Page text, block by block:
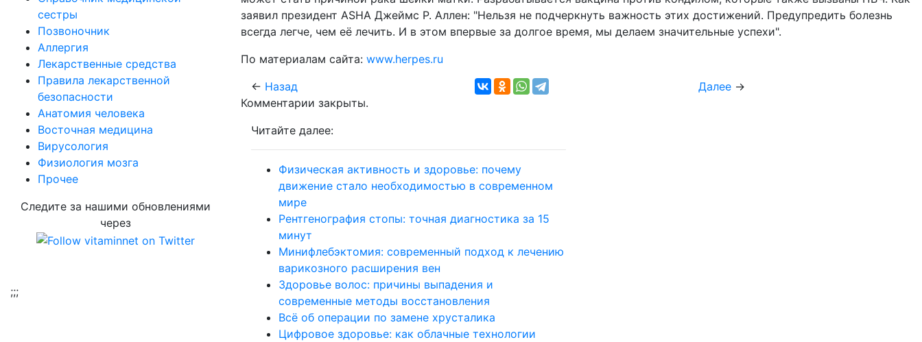
сестры
Позвоночник
Аллергия
Лекарственные средства
Правила лекарственной
безопасности
Aнатомия человека
Восточная медицина
Вирусология
Физиология мозга
Прочее
Следите за нашими обновлениями
через
;;;
заявил президент ASHA Джеймс Р. Аллен: "Нельзя не подчеркнуть важность этих достижений. Предупредить болезнь
всегда легче, чем её лечить. И в этом впервые за долгое время, мы делаем значительные успехи".
По материалам сайта: www.herpes.ru
← Назад Далее →
Комментарии закрыты.
Читайте далее:
Физическая активность и здоровье: почему
движение стало необходимостью в современном
мире
Рентгенография стопы: точная диагностика за 15
минут
Минифлебэктомия: современный подход к лечению
варикозного расширения вен
Здоровье волос: причины выпадения и
современные методы восстановления
Всё об операции по замене хрусталика
Цифровое здоровье: как облачные технологии